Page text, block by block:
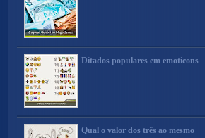
Ditados populares em emoticons
Qual o valor dos três ao mesmo